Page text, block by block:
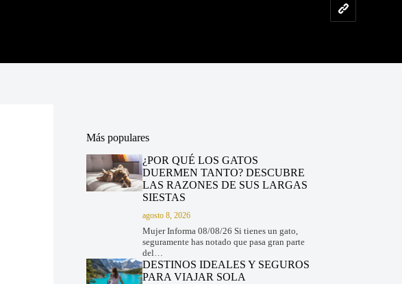
Más populares
¿POR QUÉ LOS GATOS
DUERMEN TANTO? DESCUBRE
LAS RAZONES DE SUS LARGAS
SIESTAS
agosto 8, 2026
Mujer Informa 08/08/26 Si tienes un gato,
seguramente has notado que pasa gran parte
del…
DESTINOS IDEALES Y SEGUROS
PARA VIAJAR SOLA